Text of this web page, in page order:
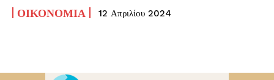
ΟΙΚΟΝΟΜΊΑ 12 Απριλίου 2024